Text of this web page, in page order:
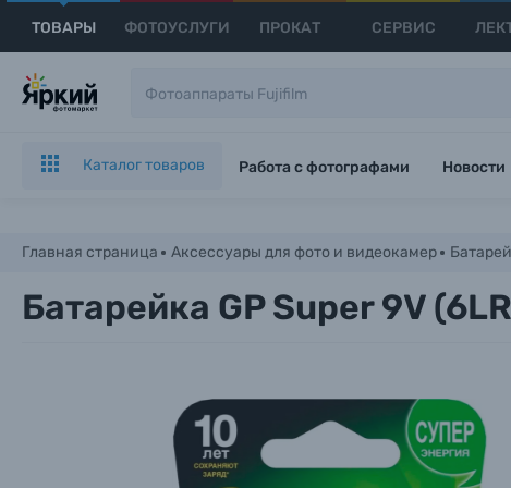
ТОВАРЫ ФОТОУСЛУГИ ПРОКАТ СЕРВИС
Каталог товаров Работа с фотографами Новости
Главная страница Аксессуары для фото и видеокамер
Батарейка GP Super 9V